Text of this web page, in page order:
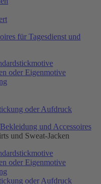
für Tagesdienst und
oder Eigenmotive
oder Aufdruck
Bekleidung und Accessoires
und Sweat-Jacken
oder Eigenmotive
oder Aufdruck